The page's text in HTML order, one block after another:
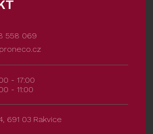
558 069
- 17:00
- 11:00
691 03 Rakvice